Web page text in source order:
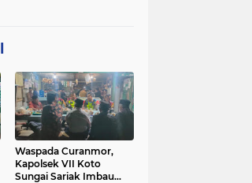
Waspada Curanmor,
Kapolsek VII Koto
Sungai Sariak Imbau